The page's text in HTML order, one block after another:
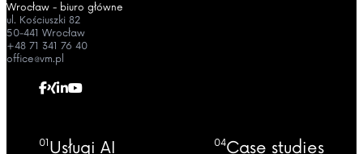
Wrocław - biuro główne
ul. Kościuszki 82
50-441 Wrocław
+48 71 341 76 40
office@vm.pl
01 Usługi AI 04Case studies